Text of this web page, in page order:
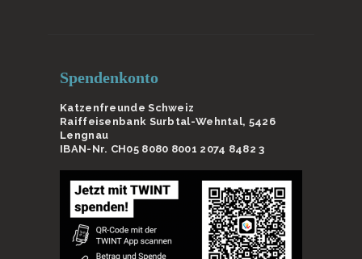
Spendenkonto
Katzenfreunde Schweiz
Raiffeisenbank Surbtal-Wehntal, 5426
Lengnau
IBAN-Nr. CH05 8080 8001 2074 8482 3